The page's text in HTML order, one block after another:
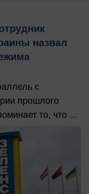
назвал
с
прошлого
то, что ...